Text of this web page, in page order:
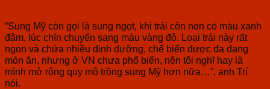
“Sung Mỹ còn gọi là sung ngọt, khi trái còn non có màu xanh
đậm, lúc chín chuyển sang màu vàng đỏ. Loại trái này rất
ngon và chứa nhiều dinh dưỡng, chế biến được đa dạng
món ăn, nhưng ở VN chưa phổ biến, nên tôi nghĩ hay là
mình mở rộng quy mô trồng sung Mỹ hơn nữa…”, anh Trí
nói.